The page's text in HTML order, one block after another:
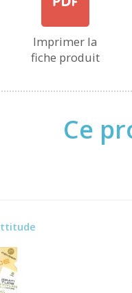
Imprimer la
fiche produit
Ce